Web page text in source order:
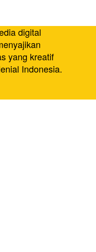
digital
yang kreatif
Indonesia.